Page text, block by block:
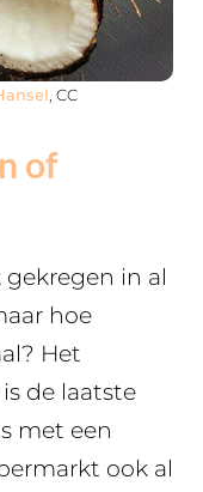
, CC
of
in al
hoe
Het
de laatste
met een
ook al